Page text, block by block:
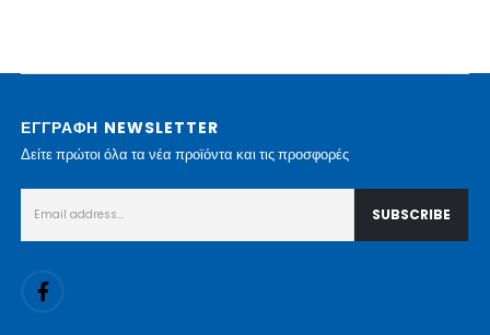
ΕΓΓΡΑΦΗ NEWSLETTER
Δείτε πρώτοι όλα τα νέα προϊόντα και τις προσφορές